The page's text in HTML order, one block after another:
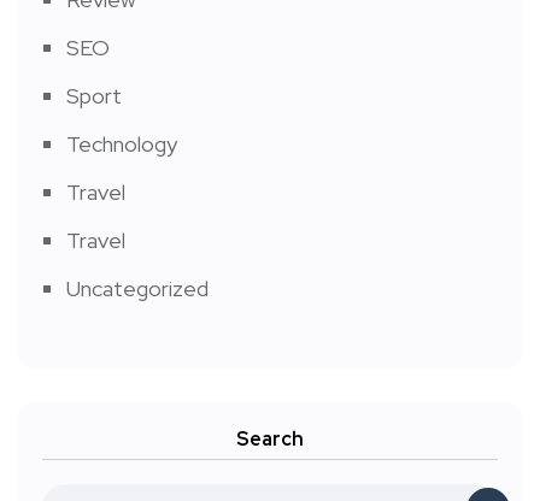
SEO
Sport
Technology
Travel
Travel
Uncategorized
Search